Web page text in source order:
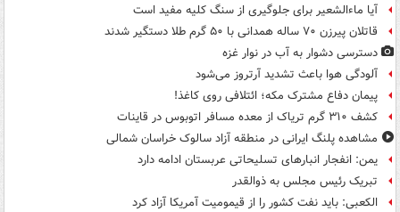
آیا ماءالشعیر برای جلوگیری از سنگ کلیه مفید است
قاتلان پیرزن ۷۰ ساله همدانی با ۵۰ گرم طلا دستگیر شدند
دسترسی دشوار به آب در نوار غزه
آلودگی هوا باعث تشدید آرتروز می‌شود
پیمان دفاع مشترک مکه؛ ائتلافی روی کاغذ!
کشف ۳۱۰ گرم تریاک از معده مسافر اتوبوس در قاینات
مشاهده پلنگ ایرانی در منطقه آزاد سالوک خراسان شمالی
یمن: انفجار انبارهای تسلیحاتی عربستان ادامه دارد
تبریک رئیس مجلس به ذوالقدر
الکعبی: باید نفت کشور را از قیمومیت آمریکا آزاد کرد